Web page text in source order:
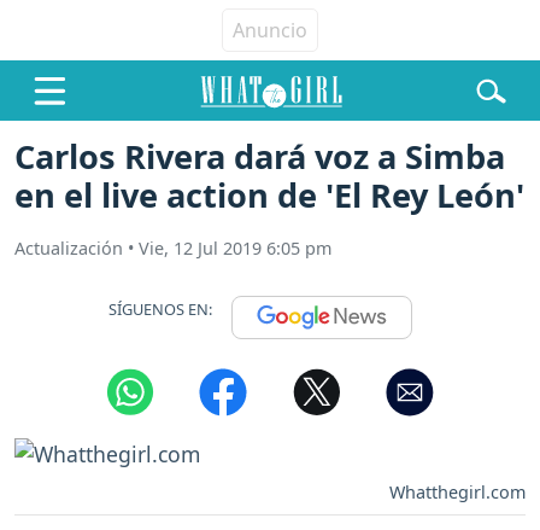
Carlos Rivera dará voz a Simba
en el live action de 'El Rey León'
Actualización • Vie, 12 Jul 2019 6:05 pm
SÍGUENOS EN:
Whatthegirl.com